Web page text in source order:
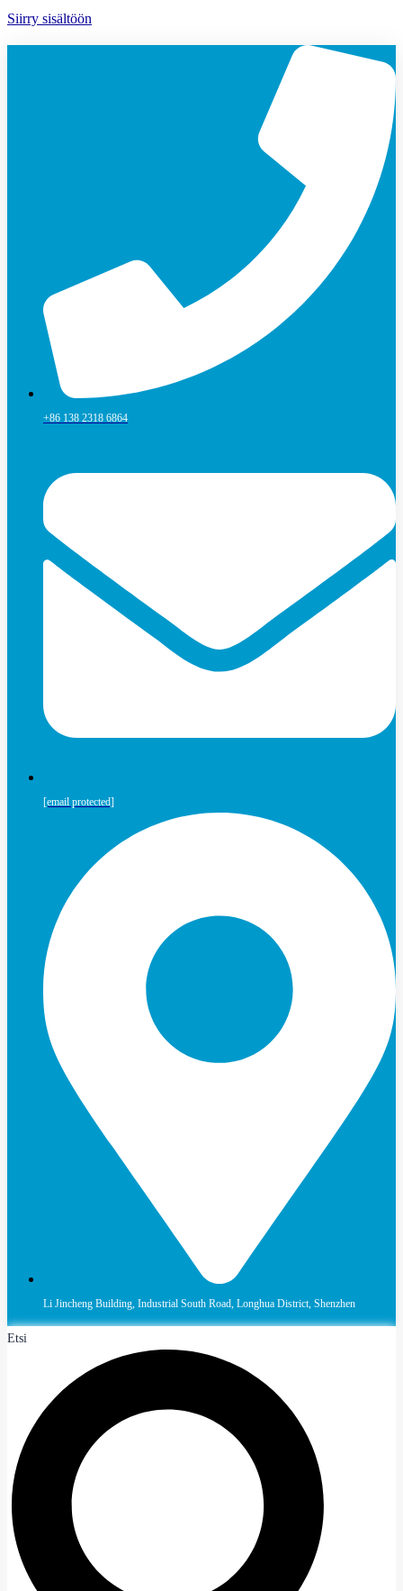
Siirry sisältöön
+86 138 2318 6864
[email protected]
Li Jincheng Building, Industrial South Road, Longhua District, Shenzhen
Etsi